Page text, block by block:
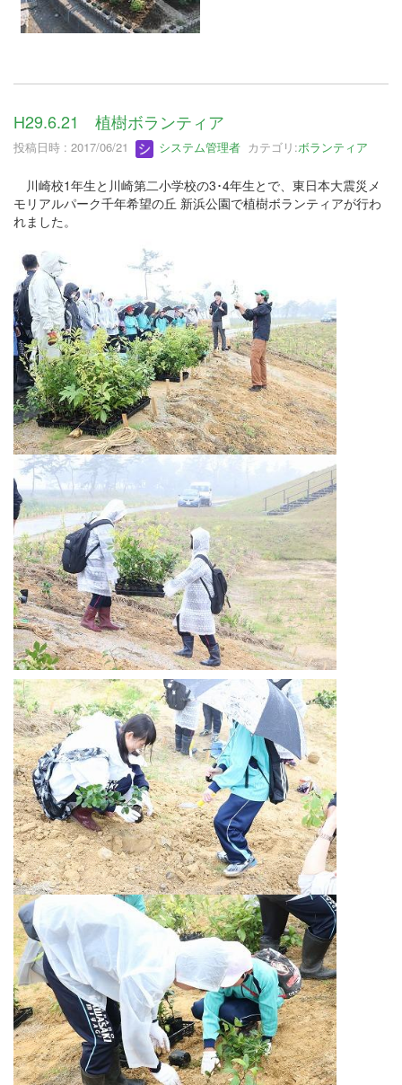
H29.6.21 植樹ボランティア
投稿日時 : 2017/06/21 システム管理者 カテゴリ:ボランティア
川崎校1年生と川崎第二小学校の3･4年生とで、東日本大震災メ
モリアルパーク千年希望の丘 新浜公園で植樹ボランティアが行わ
れました。